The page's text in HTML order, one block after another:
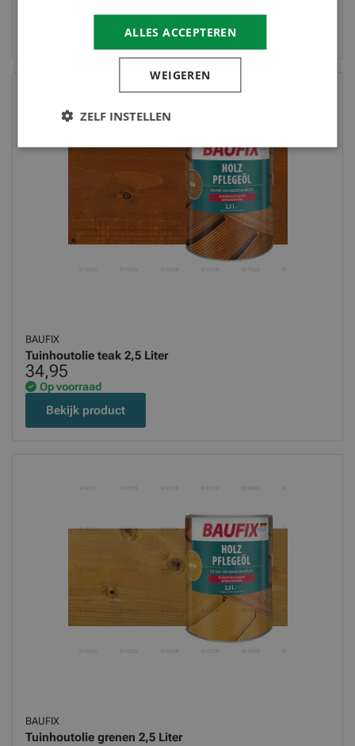
BAUFIX
Tuinhoutolie teak 2,5 Liter
34,95
Op voorraad
Bekijk product
BAUFIX
Tuinhoutolie grenen 2,5 Liter
ALLES ACCEPTEREN
WEIGEREN
ZELF INSTELLEN